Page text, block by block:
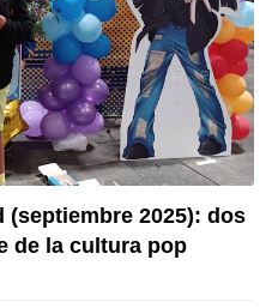
(septiembre 2025): dos
de la cultura pop